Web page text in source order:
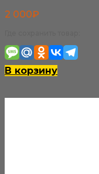
2 000₽
В корзину